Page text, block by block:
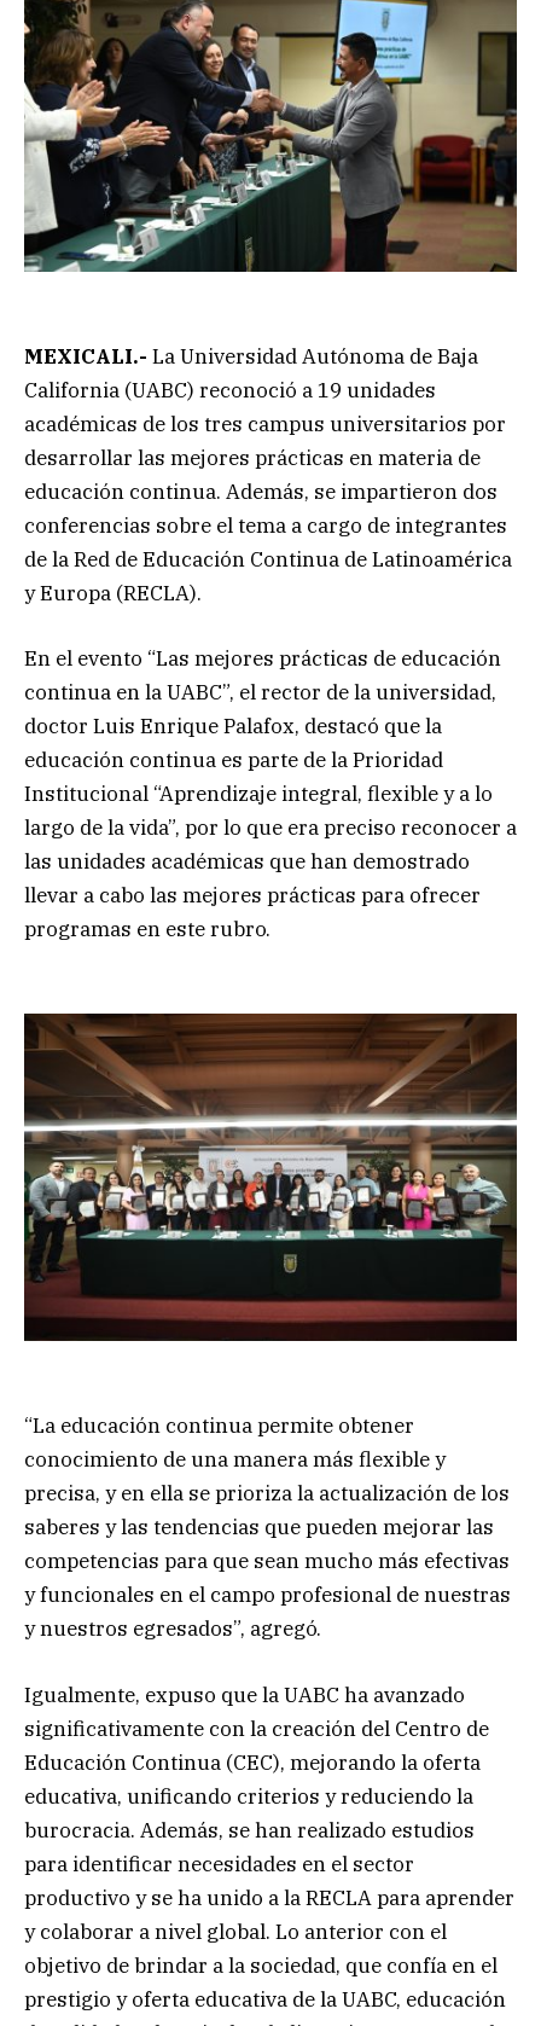
MEXICALI.- La Universidad Autónoma de Baja
California (UABC) reconoció a 19 unidades
académicas de los tres campus universitarios por
desarrollar las mejores prácticas en materia de
educación continua. Además, se impartieron dos
conferencias sobre el tema a cargo de integrantes
de la Red de Educación Continua de Latinoamérica
y Europa (RECLA).
En el evento “Las mejores prácticas de educación
continua en la UABC”, el rector de la universidad,
doctor Luis Enrique Palafox, destacó que la
educación continua es parte de la Prioridad
Institucional “Aprendizaje integral, flexible y a lo
largo de la vida”, por lo que era preciso reconocer a
las unidades académicas que han demostrado
llevar a cabo las mejores prácticas para ofrecer
programas en este rubro.
“La educación continua permite obtener
conocimiento de una manera más flexible y
precisa, y en ella se prioriza la actualización de los
saberes y las tendencias que pueden mejorar las
competencias para que sean mucho más efectivas
y funcionales en el campo profesional de nuestras
y nuestros egresados”, agregó.
Igualmente, expuso que la UABC ha avanzado
significativamente con la creación del Centro de
Educación Continua (CEC), mejorando la oferta
educativa, unificando criterios y reduciendo la
burocracia. Además, se han realizado estudios
para identificar necesidades en el sector
productivo y se ha unido a la RECLA para aprender
y colaborar a nivel global. Lo anterior con el
objetivo de brindar a la sociedad, que confía en el
prestigio y oferta educativa de la UABC, educación